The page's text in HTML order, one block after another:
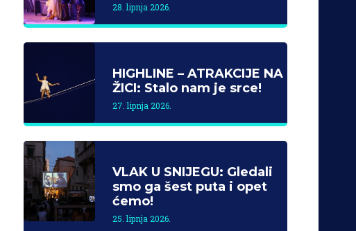
28. lipnja 2026.
HIGHLINE – ATRAKCIJE NA
ŽICI: Stalo nam je srce!
27. lipnja 2026.
VLAK U SNIJEGU: Gledali
smo ga šest puta i opet
ćemo!
25. lipnja 2026.